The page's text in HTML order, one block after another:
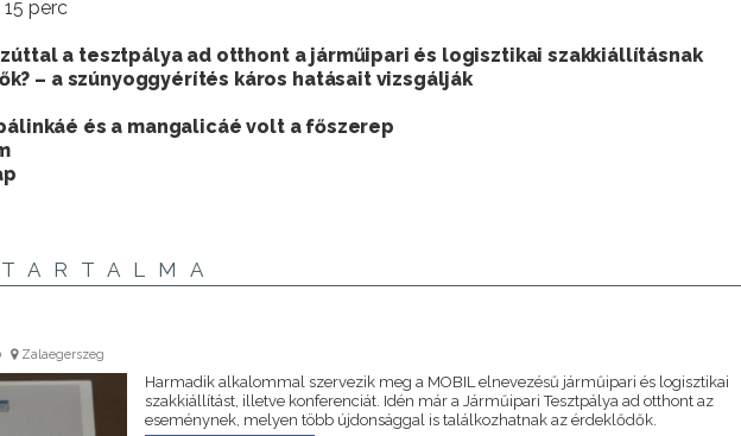
15 perc
a tesztpálya ad otthont a járműipari és logisztikai szakkiállításnak
– a szúnyoggyérítés káros hatásait vizsgálják
és a mangalicáé volt a főszerep
Zalaegerszeg
Harmadik alkalommal szervezik meg a MOBIL elnevezésű járműipari és logisztikai
szakkiállítást, illetve konferenciát. Idén már a Járműipari Tesztpálya ad otthont az
eseménynek, melyen több újdonsággal is találkozhatnak az érdeklődők.